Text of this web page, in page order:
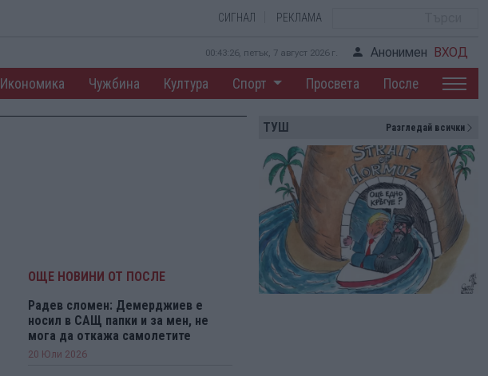
СИГНАЛ РЕКЛАМА
00:43:27, петък, 7 август 2026 г. Анонимен ВХОД
Икономика Чужбина Култура Спорт Просвета После
ОЩЕ НОВИНИ ОТ ПОСЛЕ
Радев сломен: Демерджиев е
носил в САЩ папки и за мен, не
мога да откажа самолетите
20 Юли 2026
ТУШ Разгледай всички